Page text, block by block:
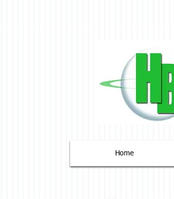
Home